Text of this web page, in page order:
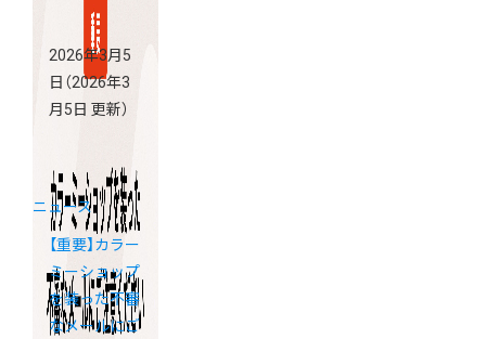
2026年3月5
日 （2026年3
月5日 更新）
ニュース
【重要】カラー
ミーショップ
を装った不審
なメールにご